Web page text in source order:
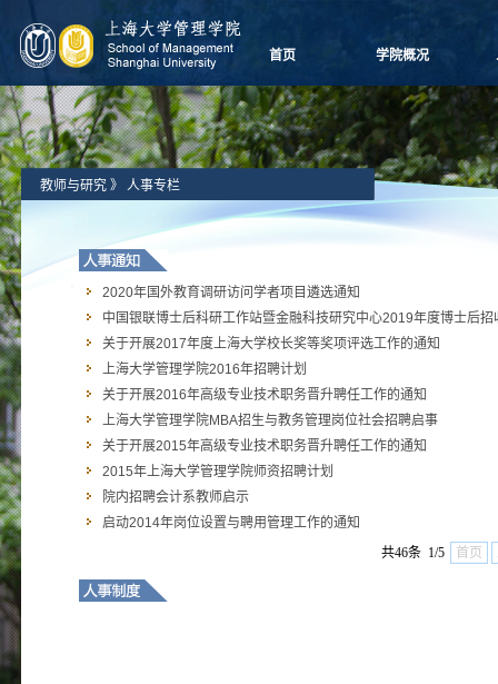
首页 学院概况
学院愿景
院长致辞
学院介绍
学院委员会
学院视频
学院宣传
教师与研究 》 人事专栏
2020年国外教育调研访问学者项目遴选通知
中国银联博士后科研工作站暨金融科技研究中心2019年度博士后招
关于开展2017年度上海大学校长奖等奖项评选工作的通知
上海大学管理学院2016年招聘计划
关于开展2016年高级专业技术职务晋升聘任工作的通知
上海大学管理学院MBA招生与教务管理岗位社会招聘启事
关于开展2015年高级专业技术职务晋升聘任工作的通知
2015年上海大学管理学院师资招聘计划
院内招聘会计系教师启示
启动2014年岗位设置与聘用管理工作的通知
共46条 1/5
首页